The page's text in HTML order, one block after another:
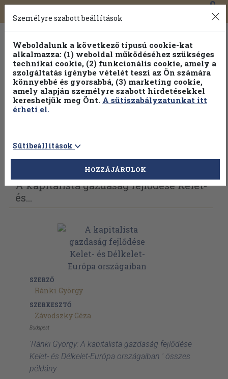
Toggle
navigation
0
Vissza az előző oldalra Válasszon példányt
A kapitalista gazdaság fejlődése Kelet-
és...
SZERZŐ
Ránki György
SZERKESZTŐ
Závodszky Géza
Budapest
'Ránki György: A kapitalista gazdaság fejlődése
Kelet- és Délkelet-Európa országaiban ' összes
példány
Személyre szabott beállítások
Weboldalunk a következő típusú cookie-kat
alkalmazza: (1) weboldal működéséhez szükséges
technikai cookie, (2) funkcionális cookie, amely a
szolgáltatás igénybe vételét teszi az Ön számára
könnyebbé és gyorsabbá, (3) marketing cookie,
amely alapján személyre szabott hirdetésekkel
kereshetjük meg Önt. A sütiszabályzatunkat itt
érheti el.
Sütibeállítások
HOZZÁJÁRULOK